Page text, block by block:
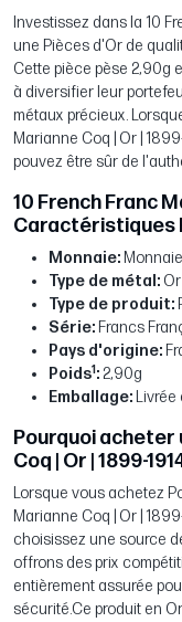
Investissez dans la 10
une Pièces d'Or de
Cette pièce pèse 2,90g
à diversifier leur
métaux précieux.
Marianne Coq | Or |
pouvez être sûr de
10 French Franc
Caractéristiques
Monnaie:
Type de métal:
Type de produit:
Série: Francs
Pays d'origine:
Poids1: 2,90g
Emballage:
Pourquoi acheter
Coq | Or | 1899-
Lorsque vous achetez
Marianne Coq | Or |
choisissez une source
offrons des prix
entièrement assurée
sécurité.Ce produit en